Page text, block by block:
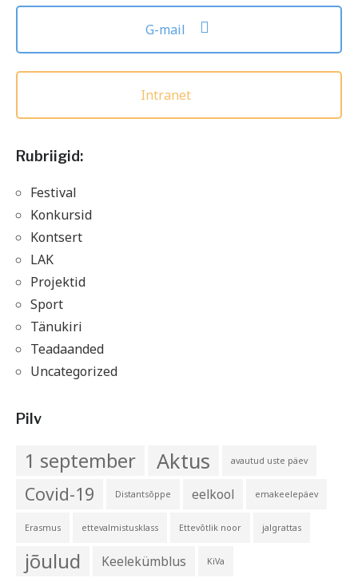
G-mail
Intranet
Rubriigid:
Festival
Konkursid
Kontsert
LAK
Projektid
Sport
Tänukiri
Teadaanded
Uncategorized
Pilv
1 september Aktus avautud uste päev
Covid-19 Distantsõppe eelkool emakeelepäev
Erasmus ettevalmistusklass Ettevõtlik noor jalgrattas
jõulud Keelekümblus KiVa